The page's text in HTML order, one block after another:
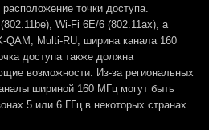
точки доступа.
Wi-Fi 6E/6 (802.11ax), а
QAM, Multi-RU, ширина канала 160
доступа также должна
возможности. Из-за региональных
шириной 160 МГц могут быть
5 или 6 ГГц в некоторых странах